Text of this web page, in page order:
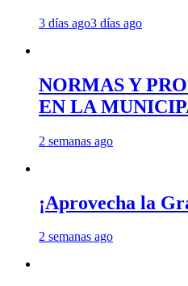
3 días ago3 días ago
NORMAS Y
EN LA
2 semanas ago
¡Aprovecha la
2 semanas ago